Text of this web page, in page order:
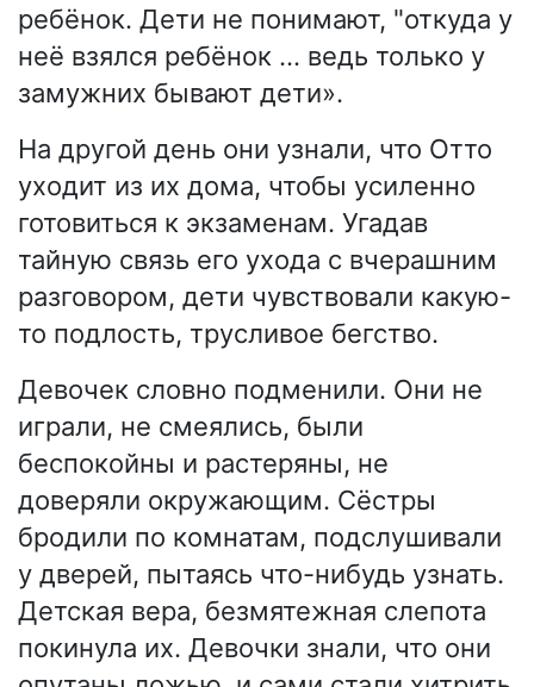
ребёнок. Дети не понимают, "откуда у
неё взялся ребёнок … ведь только у
замужних бывают дети».
На другой день они узнали, что Отто
уходит из их дома, чтобы усиленно
готовиться к экзаменам. Угадав
тайную связь его ухода с вчерашним
разговором, дети чувствовали какую-
то подлость, трусливое бегство.
Девочек словно подменили. Они не
играли, не смеялись, были
беспокойны и растеряны, не
доверяли окружающим. Сёстры
бродили по комнатам, подслушивали
у дверей, пытаясь что-нибудь узнать.
Детская вера, безмятежная слепота
покинула их. Девочки знали, что они